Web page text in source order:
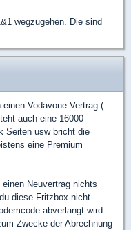
wegzugehen. Die sind
Vodavone Vertrag (
auch eine 16000
Seiten usw bricht die
eine Premium
Neuvertrag nichts
diese Fritzbox nicht
abverlangt wird
Zwecke der Abrechnung